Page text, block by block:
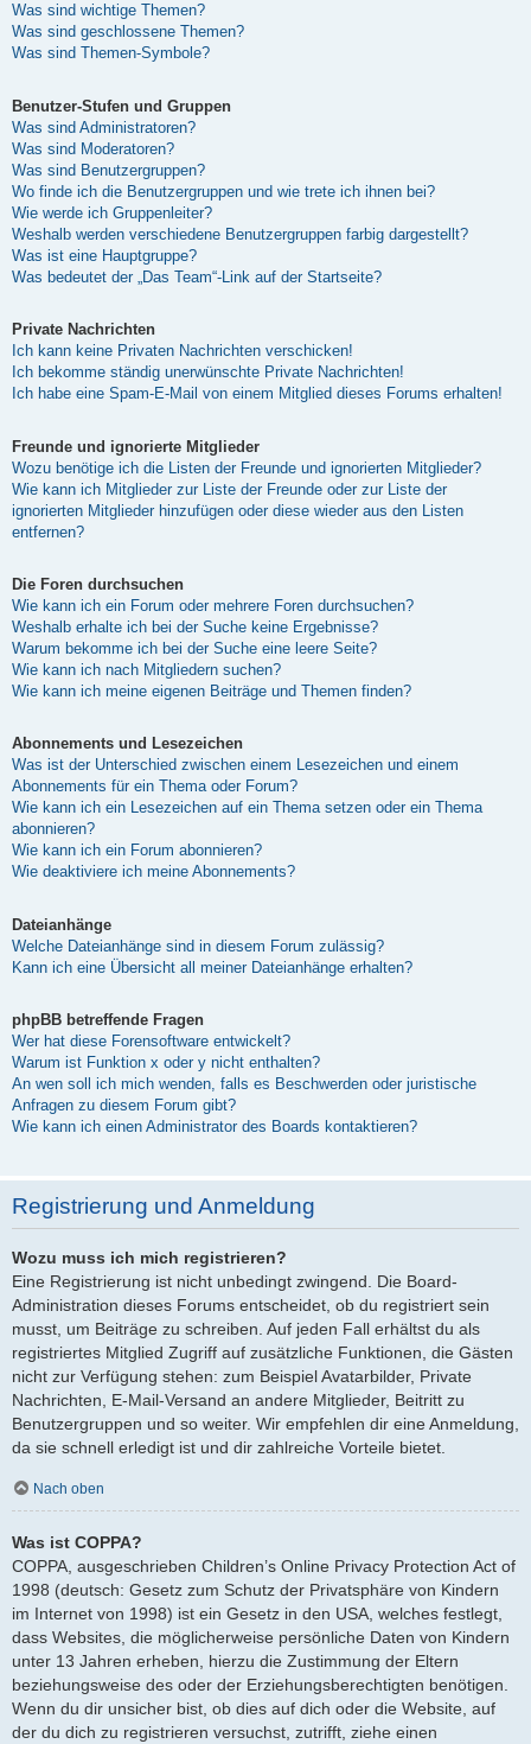
Was sind wichtige Themen?
Was sind geschlossene Themen?
Was sind Themen-Symbole?
Benutzer-Stufen und Gruppen
Was sind Administratoren?
Was sind Moderatoren?
Was sind Benutzergruppen?
Wo finde ich die Benutzergruppen und wie trete ich ihnen bei?
Wie werde ich Gruppenleiter?
Weshalb werden verschiedene Benutzergruppen farbig dargestellt?
Was ist eine Hauptgruppe?
Was bedeutet der „Das Team“-Link auf der Startseite?
Private Nachrichten
Ich kann keine Privaten Nachrichten verschicken!
Ich bekomme ständig unerwünschte Private Nachrichten!
Ich habe eine Spam-E-Mail von einem Mitglied dieses Forums erhalten!
Freunde und ignorierte Mitglieder
Wozu benötige ich die Listen der Freunde und ignorierten Mitglieder?
Wie kann ich Mitglieder zur Liste der Freunde oder zur Liste der
ignorierten Mitglieder hinzufügen oder diese wieder aus den Listen
entfernen?
Die Foren durchsuchen
Wie kann ich ein Forum oder mehrere Foren durchsuchen?
Weshalb erhalte ich bei der Suche keine Ergebnisse?
Warum bekomme ich bei der Suche eine leere Seite?
Wie kann ich nach Mitgliedern suchen?
Wie kann ich meine eigenen Beiträge und Themen finden?
Abonnements und Lesezeichen
Was ist der Unterschied zwischen einem Lesezeichen und einem
Abonnements für ein Thema oder Forum?
Wie kann ich ein Lesezeichen auf ein Thema setzen oder ein Thema
abonnieren?
Wie kann ich ein Forum abonnieren?
Wie deaktiviere ich meine Abonnements?
Dateianhänge
Welche Dateianhänge sind in diesem Forum zulässig?
Kann ich eine Übersicht all meiner Dateianhänge erhalten?
phpBB betreffende Fragen
Wer hat diese Forensoftware entwickelt?
Warum ist Funktion x oder y nicht enthalten?
An wen soll ich mich wenden, falls es Beschwerden oder juristische
Anfragen zu diesem Forum gibt?
Wie kann ich einen Administrator des Boards kontaktieren?
Registrierung und Anmeldung
Wozu muss ich mich registrieren?
Eine Registrierung ist nicht unbedingt zwingend. Die Board-
Administration dieses Forums entscheidet, ob du registriert sein
musst, um Beiträge zu schreiben. Auf jeden Fall erhältst du als
registriertes Mitglied Zugriff auf zusätzliche Funktionen, die Gästen
nicht zur Verfügung stehen: zum Beispiel Avatarbilder, Private
Nachrichten, E-Mail-Versand an andere Mitglieder, Beitritt zu
Benutzergruppen und so weiter. Wir empfehlen dir eine Anmeldung,
da sie schnell erledigt ist und dir zahlreiche Vorteile bietet.
Nach oben
Was ist COPPA?
COPPA, ausgeschrieben Children’s Online Privacy Protection Act of
1998 (deutsch: Gesetz zum Schutz der Privatsphäre von Kindern
im Internet von 1998) ist ein Gesetz in den USA, welches festlegt,
dass Websites, die möglicherweise persönliche Daten von Kindern
unter 13 Jahren erheben, hierzu die Zustimmung der Eltern
beziehungsweise des oder der Erziehungsberechtigten benötigen.
Wenn du dir unsicher bist, ob dies auf dich oder die Website, auf
der du dich zu registrieren versuchst, zutrifft, ziehe einen